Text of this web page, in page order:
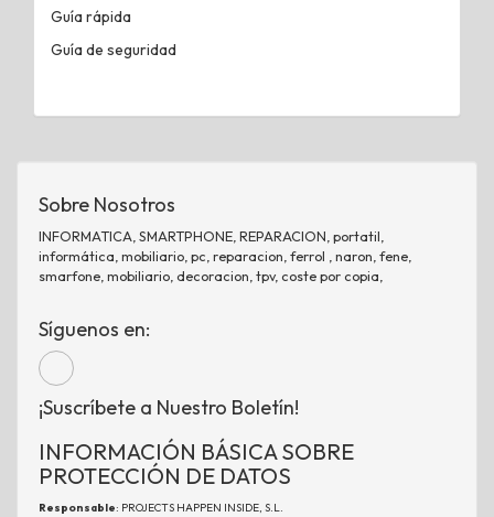
Guía rápida
Guía de seguridad
Sobre Nosotros
INFORMATICA, SMARTPHONE, REPARACION, portatil,
informática, mobiliario, pc, reparacion, ferrol , naron, fene,
smarfone, mobiliario, decoracion, tpv, coste por copia,
Síguenos en:
¡Suscríbete a Nuestro Boletín!
INFORMACIÓN BÁSICA SOBRE
PROTECCIÓN DE DATOS
Responsable: PROJECTS HAPPEN INSIDE, S.L.